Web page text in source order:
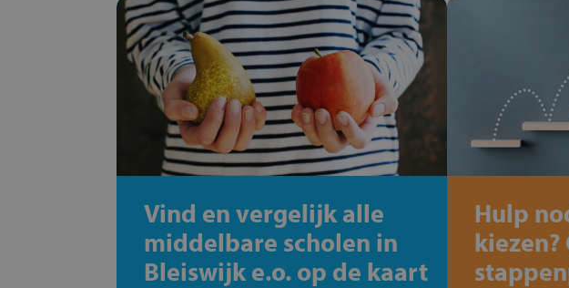
Vind en vergelijk alle
middelbare scholen in
Bleiswijk e.o. op de kaart
Hulp